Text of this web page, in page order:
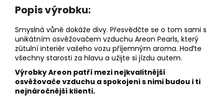
Popis výrobku:
Smyslná vůně dokáže divy. Přesvědčte se o tom sami s
unikátním osvěžovačem vzduchu Areon Pearls, který
zútulní interiér vašeho vozu příjemným aroma. Hoďte
všechny starosti za hlavu a užijte si jízdu autem.
Výrobky Areon patří mezi nejkvalitnější
osvěžovače vzduchu a spokojeni s nimi budou i ti
nejnáročnější klienti.
PÁNEVNÍ
SADA
KUSY
67
Kč